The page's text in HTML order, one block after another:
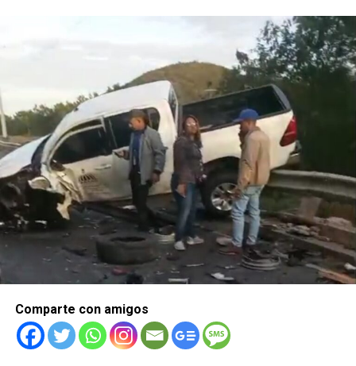
Comparte con amigos